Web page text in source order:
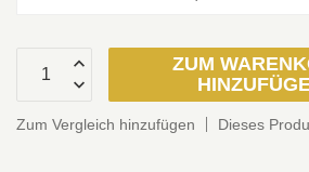
ZUM
Zum Vergleich hinzufügen Dieses